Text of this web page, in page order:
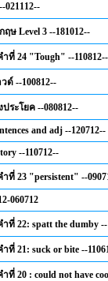
021112--
ษ Level 3 --181012--
ที่ 24 "Tough" --110812--
ด์ --100812--
ระโยค --080812--
and adj --120712--
--110712--
ที่ 23 "persistent" --
060712
ที่ 22: spatt the dumby --
ที่ 21: suck or bite --
20 : could not have